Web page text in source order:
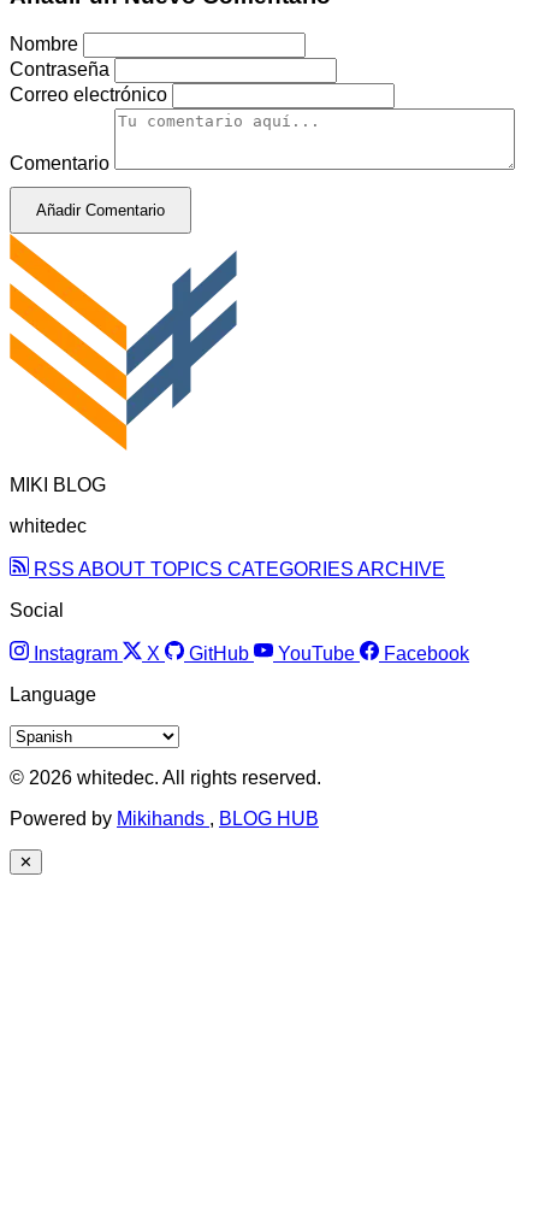
Nombre
Contraseña
Correo electrónico
Comentario
Añadir Comentario
MIKI BLOG
whitedec
RSS ABOUT TOPICS CATEGORIES ARCHIVE
Social
Instagram X GitHub YouTube
Facebook
Language
© 2026 whitedec. All rights reserved.
Powered by Mikihands , BLOG HUB
✕